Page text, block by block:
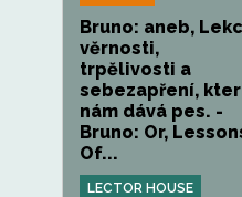
Bruno: aneb,
věrnosti,
trpělivosti a
sebezapření,
nám dává pes. -
Bruno: Or,
Of...
LECTOR HOUSE